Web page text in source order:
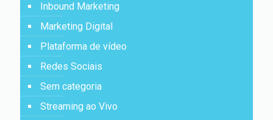
Inbound Marketing
Marketing Digital
Plataforma de vídeo
Redes Sociais
Sem categoria
Streaming ao Vivo